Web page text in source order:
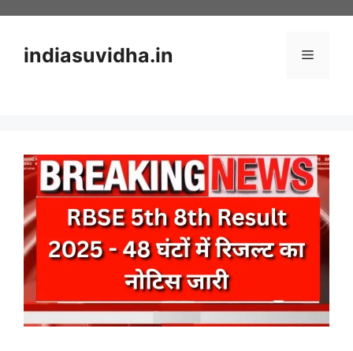
contentindiasuvidha.in Menu